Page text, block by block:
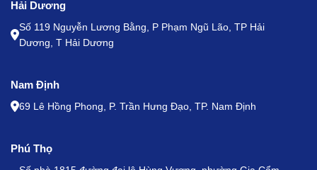
Hải Dương
Số 119 Nguyễn Lương Bằng, P Phạm Ngũ Lão, TP Hải
Dương, T Hải Dương
Nam Định
69 Lê Hồng Phong, P. Trần Hưng Đạo, TP. Nam Định
Phú Thọ